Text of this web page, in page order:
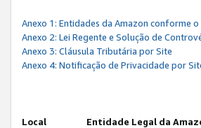
Anexo 1: Entidades da Amazon conforme o
Anexo 2: Lei Regente e Solução de
Anexo 3: Cláusula Tributária por Site
Anexo 4: Notificação de Privacidade por
Local
Entidade Legal da